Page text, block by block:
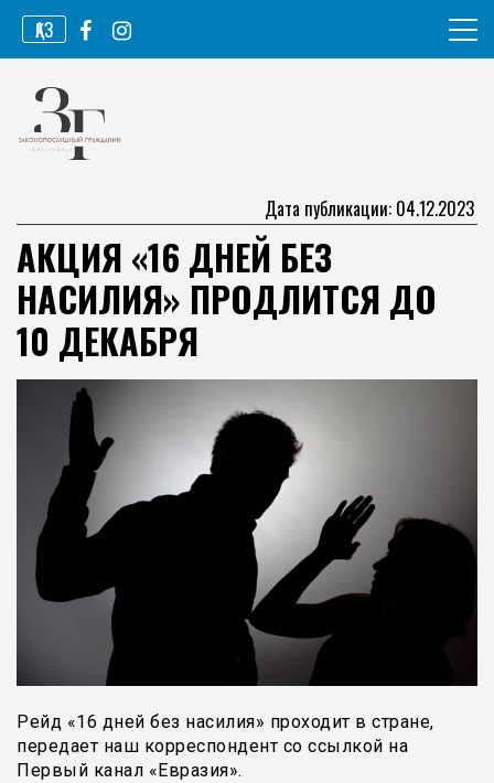
Перейти
содержимому
ҚАЗ
Законопослушный гражданин
Дата публикации: 04.12.2023
АКЦИЯ «16 ДНЕЙ БЕЗ
НАСИЛИЯ» ПРОДЛИТСЯ ДО
10 ДЕКАБРЯ
Рейд «16 дней без насилия» проходит в стране,
передает наш корреспондент со ссылкой на
Первый канал «Евразия».